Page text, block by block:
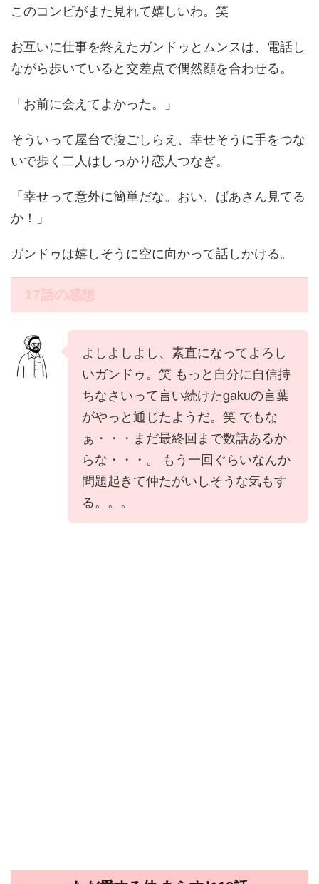
このコンビがまた見れて嬉しいわ。笑
お互いに仕事を終えたガンドゥとムンスは、電話し
ながら歩いていると交差点で偶然顔を合わせる。
「お前に会えてよかった。」
そういって屋台で腹ごしらえ、幸せそうに手をつな
いで歩く二人はしっかり恋人つなぎ。
「幸せって意外に簡単だな。おい、ばあさん見てる
か！」
ガンドゥは嬉しそうに空に向かって話しかける。
17話の感想
よしよしよし、素直になってよろし
いガンドゥ。笑 もっと自分に自信持
ちなさいって言い続けたgakuの言葉
がやっと通じたようだ。笑 でもな
ぁ・・・まだ最終回まで数話あるか
らな・・・。 もう一回ぐらいなんか
問題起きて仲たがいしそうな気もす
る。。。